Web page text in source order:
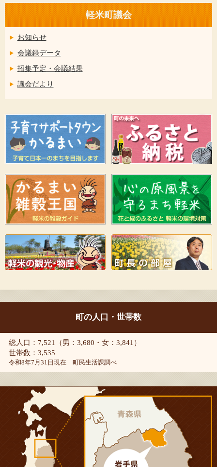
軽米町議会
お知らせ
会議録データ
招集予定・会議結果
議会だより
町の人口・世帯数
総人口：7,521（男：3,680・女：3,841）
世帯数：3,535
令和8年7月31日現在 町民生活課調べ